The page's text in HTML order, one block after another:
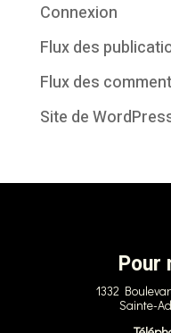
Connexion
Flux des
Flux des
Site de
Pour
1332
Sainte-